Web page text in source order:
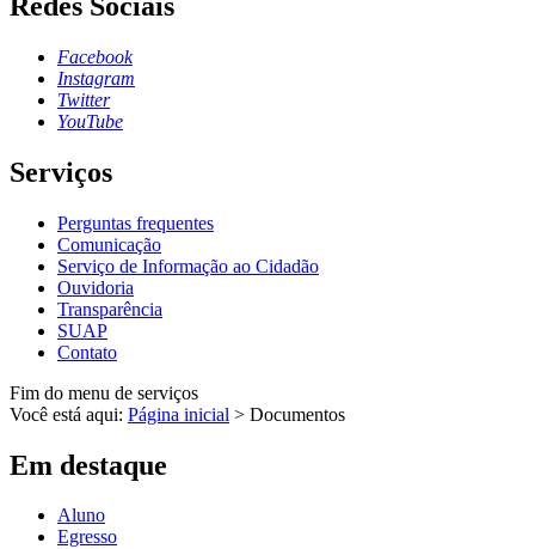
Facebook
Instagram
Twitter
YouTube
Serviços
Perguntas frequentes
Comunicação
Serviço de Informação ao Cidadão
Ouvidoria
Transparência
SUAP
Contato
Fim do menu de serviços
Você está aqui: Página inicial > Documentos
Em destaque
Aluno
Egresso